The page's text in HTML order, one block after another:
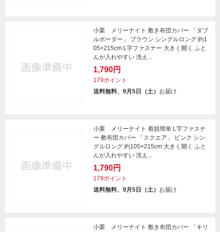
小栗 メリーナイト 敷き布団カバー 「ダブ
ルボーダー」 ブラウン シングルロング 約1
05×215cm L字ファスナー 大きく開く ふと
んが入れやすい 洗え...
1,790円
179ポイント
送料無料、9月5日（土） お届け
小栗 メリーナイト 着脱簡単 L字ファスナ
ー 敷布団カバー 「スクエア」 ピンク シン
グルロング 約105×215cm 大きく開く ふと
んが入れやすい 洗え...
1,790円
179ポイント
送料無料、9月5日（土） お届け
小栗 メリーナイト 敷き布団カバー 「キリ